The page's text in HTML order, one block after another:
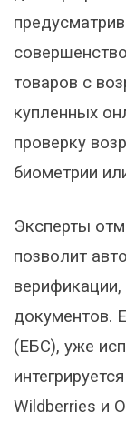
товаров с
купленных
проверку
биометрии
Эксперты
позволит
документов.
(ЕБС), уже
Wildberries и